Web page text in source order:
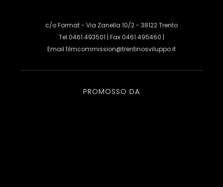
c/o Format - Via Zanella 10/2 - 38122 Trento
Tel 0461.493501 | Fax 0461.495460 |
Email filmcommission@trentinosviluppo.it
PROMOSSO DA